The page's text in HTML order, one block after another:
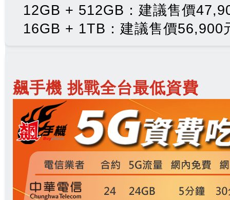
12GB + 512GB：建議售價
16GB + 1TB：建議售價56,900
飆手機 挑戰全台最低資費